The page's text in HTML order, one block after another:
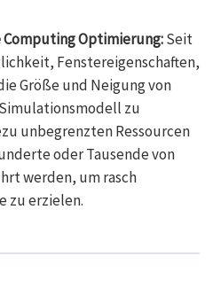
Computing Optimierung:Seit
Fenstereigenschaften,
Größe und Neigung von
zu
unbegrenzten Ressourcen
oder Tausende von
werden, um rasch
zu erzielen.